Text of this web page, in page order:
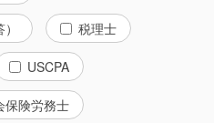
税理士
USCPA
保険労務士